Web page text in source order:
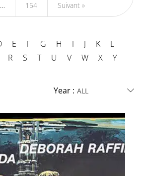
… 154 Suivant »
E F G H I J K
L
R S T U V W X
Y
Year :